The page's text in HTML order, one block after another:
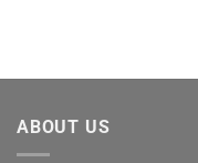
ABOUT US